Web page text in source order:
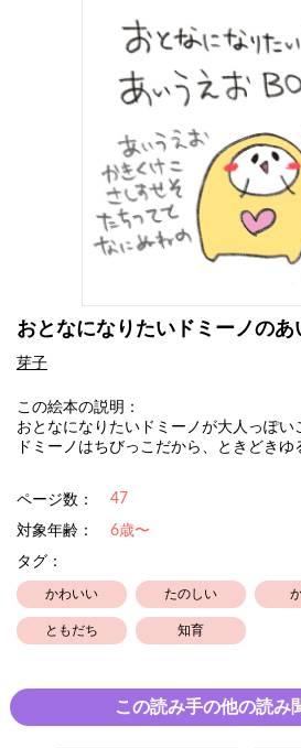
おとなになりたいドミーノのあ
芽子
この絵本の説明：
おとなになりたいドミーノが大人っぽい
ドミーノはちびっこだから、ときどきゆ
ページ数： 47
対象年齢：
6歳〜
タグ：
かわいい たのしい
ともだち 知育
この読み手の他の読み